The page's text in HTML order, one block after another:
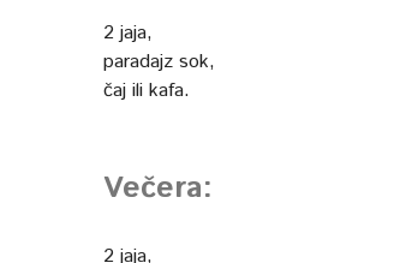
2 jaja,
paradajz sok,
čaj ili kafa.
Večera:
2 jaja,